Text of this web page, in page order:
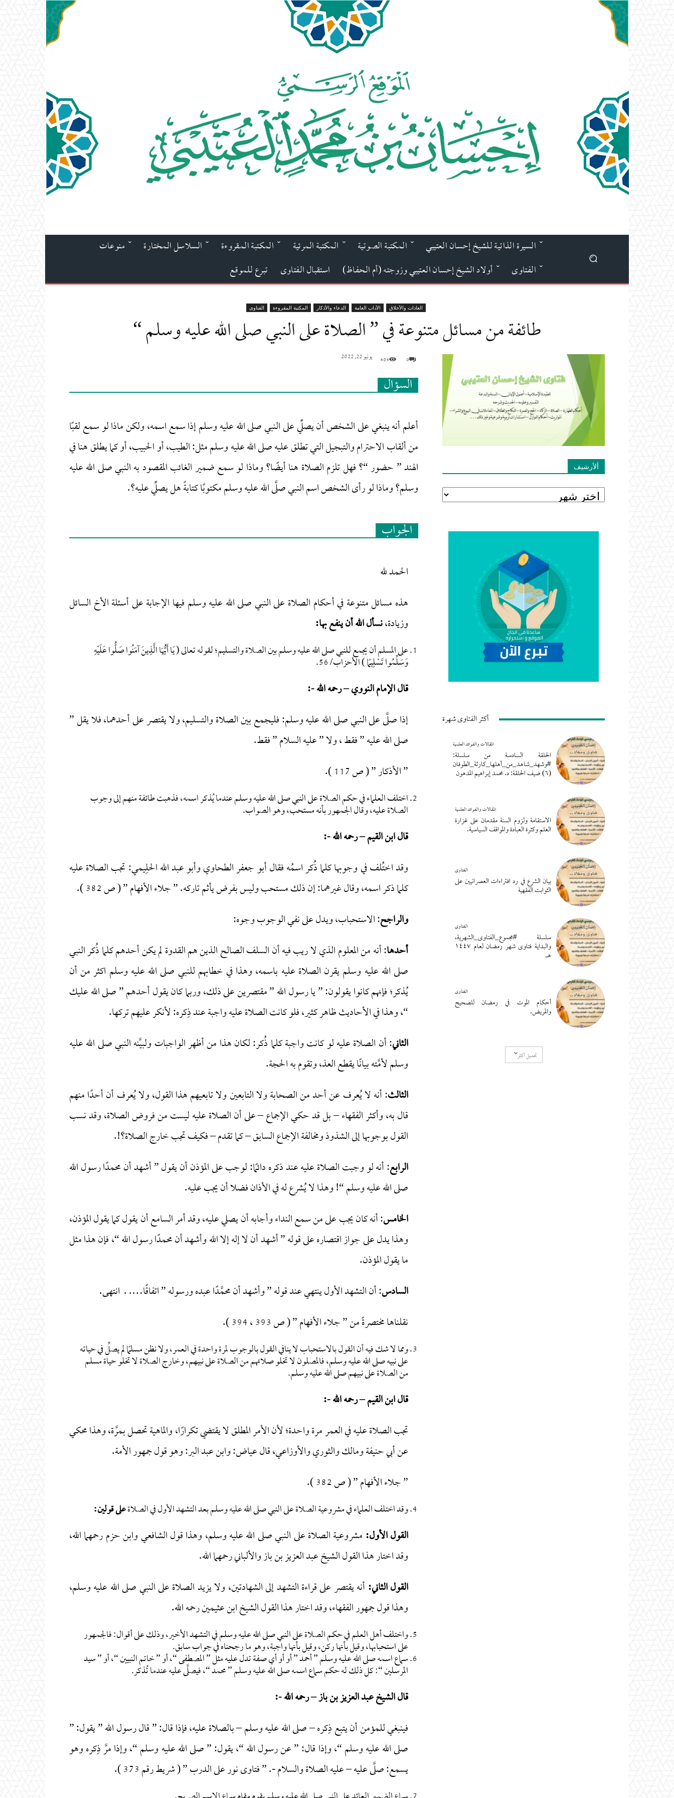
السيرة الذاتية للشيخ إحسان العتيبي المكتبة الصوتية المكتبة المرئية المكتبة المقروءة السلاسل المختارة
منوعات
الفتاوى
أولاد الشيخ إحسان العتيبي وزوجته (أم الحفاظ) استقبال الفتاوى تبرع للموقع
العادات والأخلاق الآداب العامة الدعاء والأذكار المكتبة المقروءة الفتاوى
طائفة من مسائل متنوعة في ” الصلاة على النبي صلى الله عليه وسلم “
0
404 يونيو 22, 2022
السؤال
أعلم أنه ينبغي على الشخص أن يصلِّي على النبي صلى الله عليه وسلم إذا سمع اسمه، ولكن ماذا لو سمع لقبًا
من ألقاب الاحترام والتبجيل التي تطلق عليه صلى الله عليه وسلم مثل: الطيب، أو الحبيب، أو كما يطلق هنا في
الهند ” حضور “؟ فهل تلزم الصلاة هنا أيضًا؟ وماذا لو سمع ضمير الغائب المقصود به النبي صلى الله عليه
وسلم؟ وماذا لو رأى الشخص اسم النبي صلَّى الله عليه وسلم مكتوبًا كتابةً هل يصلِّي عليه؟.
الجواب
الحمد لله
هذه مسائل متنوعة في أحكام الصلاة على النبي صلى الله عليه وسلم فيها الإجابة على أسئلة الأخ السائل
وزيادة،نسأل الله أن ينفع بها:
على المسلم أن يجمع للنبي صلى الله عليه وسلم بين الصلاة والتسليم؛ لقوله تعالى ( يَا أَيُّهَا الَّذِينَ آمَنُوا صَلُّوا عَلَيْهِ
وَسَلِّمُوا تَسْلِيمًا ) الأحزاب/ 56.
قال الإمام النووي – رحمه الله -:
إذا صلَّى على النبي صلى الله عليه وسلم: فليجمع بين الصلاة والتسليم، ولا يقتصر على أحدهما، فلا يقل ”
صلى الله عليه ” فقط ، ولا ” عليه السلام ” فقط.
” الأذكار ” ( ص 117 ).
اختلف العلماء في حكم الصلاة على النبي صلى الله عليه وسلم عندما يُذكر اسمه، فذهبت طائفة منهم إلى وجوب
الصلاة عليه، وقال الجمهور بأنه مستحب، وهو الصواب.
قال ابن القيم – رحمه الله -:
وقد اختُلف في وجوبها كلما ذُكر اسمُه فقال أبو جعفر الطحاوي وأبو عبد الله الحلِيمي: تجب الصلاة عليه
كلما ذكر اسمه، وقال غيرهما: إن ذلك مستحب وليس بفرض يأثم تاركه. ” جلاء الأفهام ” ( ص 382 ).
والراجح: الاستحباب، ويدل على نفي الوجوب وجوه:
أحدها: أنه من المعلوم الذي لا ريب فيه أن السلف الصالح الذين هم القدوة لم يكن أحدهم كلما ذُكر النبي
صلى الله عليه وسلم يقرن الصلاة عليه باسمه، وهذا في خطابهم للنبي صلى الله عليه وسلم اكثر من أن
يُذكر؛ فإنهم كانوا يقولون: ” يا رسول الله ” مقتصرين على ذلك، وربما كان يقول أحدهم ” صلى الله عليك
“، وهذا في الأحاديث ظاهر كثير، فلو كانت الصلاة عليه واجبة عند ذِكره: لأنكر عليهم تركها.
الثاني: أن الصلاة عليه لو كانت واجبة كلما ذُكر: لكان هذا من أظهر الواجبات ولبيَّنه النبي صلى الله عليه
وسلم لأمَّته بيانًا يقطع العذ، وتقوم به الحجة.
الثالث: أنه لا يُعرف عن أحد من الصحابة ولا التابعين ولا تابعيهم هذا القول، ولا يُعرف أن أحدًا منهم
قال به، وأكثر الفقهاء – بل قد حكي الإجماع – على أن الصلاة عليه ليست من فروض الصلاة، وقد نسب
القول بوجوبها إلى الشذوذ ومخالفة الإجماع السابق – كما تقدم – فكيف تجب خارج الصلاة؟!.
الرابع: أنه لو وجبت الصلاة عليه عند ذكره دائمًا: لوجب على المؤذن أن يقول ” أشهد أن محمدًا رسول الله
صلى الله عليه وسلم “! وهذا لا يُشرع له في الأذان فضلا أن يجب عليه.
الخامس: أنه كان يجب على من سمع النداء وأجابه أن يصلي عليه، وقد أمر السامع أن يقول كما يقول المؤذن،
وهذا يدل على جواز اقتصاره على قوله ” أشهد أن لا إله إلا الله وأشهد أن محمدًا رسول الله “، فإن هذا مثل
ما يقول المؤذن.
السادس: أن التشهد الأول ينتهي عند قوله ” وأشهد أن محمَّدًا عبده ورسوله ” اتفاقًا…. . انتهى.
نقلناها مختصرةً من ” جلاء الأفهام ” ( ص 393 ، 394 ).
ومما لا شك فيه أن القول بالاستحباب لا ينافي القول بالوجوب لمرة واحدة في العمر، ولا نظن مسلمًا لم يصلِّ في حياته
على نبيه صلى الله عليه وسلم، فالمصلون لا تخلو صلاتهم من الصلاة على نبيهم، وخارج الصلاة لا تخلو حياة مسلم
من الصلاة على نبيهم صلى الله عليه وسلم.
قال ابن القيم – رحمه الله -:
تجب الصلاة عليه في العمر مرة واحدة؛ لأن الأمر المطلق لا يقتضي تكرارًا، والماهية تحصل بمرَّة، وهذا محكي
عن أبي حنيفة ومالك والثوري والأوزاعي، قال عياض: وابن عبد البر: وهو قول جمهور الأمة.
” جلاء الأفهام ” ( ص 382 ).
وقد اختلف العلماء في مشروعية الصلاة على النبي صلى الله عليه وسلم بعد التشهد الأول في الصلاةعلى قولين:
القول الأول:مشروعية الصلاة على النبي صلى الله عليه وسلم، وهذا قول الشافعي وابن حزم رحمهما الله،
وقد اختار هذا القول الشيخ عبد العزيز بن باز والألباني رحمهما الله.
القول الثاني:أنه يقتصر على قراءة التشهد إلى الشهادتين، ولا يزيد الصلاة على النبي صلى الله عليه وسلم،
وهذا قول جمهور الفقهاء، وقد اختار هذا القول الشيخ ابن عثيمين رحمه الله.
واختلف أهل العلم في حكم الصلاة على النبي صلى الله عليه وسلم في التشهد الأخير، وذلك على أقوال: فالجمهور
على استحبابها، وقيل بأنها ركن، وقيل بأنها واجبة، وهو ما رجحناه في جواب سابق.
سماع اسمه صلى الله عليه وسلم ” أحمد ” أو أو أي صفة تدل عليه مثل ” المصطفى “، أو ” خاتم النبيين “، أو ” سيد
المرسلين “: كل ذلك له حكم سماع اسمه صلى الله عليه وسلم ” محمد “، فيصلَّى عليه عندما تُذكر.
قال الشيخ عبد العزيز بن باز – رحمه الله -:
فينبغي للمؤمن أن يتبع ذِكره – صلى الله عليه وسلم – بالصلاة عليه، فإذا قال: ” قال رسول الله ” يقول: ”
صلى الله عليه وسلم “، وإذا قال: ” عن رسول الله “، يقول: ” صلى الله عليه وسلم “، وإذا مرَّ ذِكره وهو
يسمع: صلَّى عليه – عليه الصلاة والسلام -. ” فتاوى نور على الدرب ” ( شريط رقم 373 ).
ألأرشيف
ألأرشيف
أكثر الفتاوى شهرة
المقالات والفوائد العلمية
الحلقة السادسة من سلسلة:
#وشهد_شاهد_من_أهلها_كارثة_الطوفان
(٦) ضيف الحلقة: د. محمد إبراهيم المدهون
المقالات والفوائد العلمية
الاستقامة ولزوم السنة مقدمان على غزارة
العلم وكثرة العبادة والمواقف السياسية.
الفتاوى
بيان الشرع في رد افتراءات العصرانيين على
الثوابت الفقهية
الفتاوى
سلسلة #مجموع_الفتاوى_الشهرية،
والبداية فتاوى شهر رمضان لعام ١٤٤٧
هـ
الفتاوى
أحكام الموت في رمضان للصحيح
والمريض.
تحميل أكثر